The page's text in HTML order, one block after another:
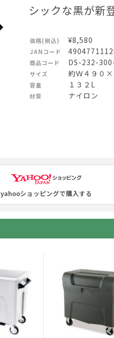
シックな黒が新
価格(税込) ¥8,580
JANコード
商品コード DS-232-
サイズ 約Ｗ４９０
容量 １３２L
材質 ナイロン
yahooショッピングで購入する